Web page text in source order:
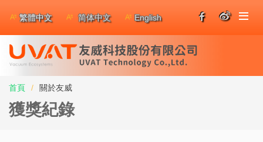
繁體中文 简体中文 English
首頁 關於友威
獲獎紀錄